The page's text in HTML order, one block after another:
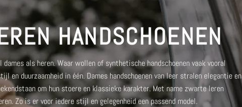
HANDSCHOENEN
als heren. Waar wollen of synthetische handschoenen vaak vooral
en duurzaamheid in één. Dames handschoenen van leer stralen elegantie en
om hun stoere en klassieke karakter. Met namezwarte leren
Zo is er voor iedere stijl en gelegenheid een passend model.